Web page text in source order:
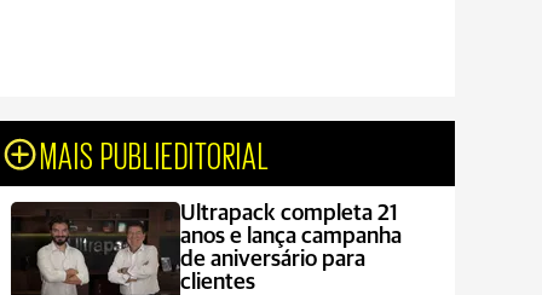
MAIS PUBLIEDITORIAL
Ultrapack completa 21
anos e lança campanha
de aniversário para
clientes